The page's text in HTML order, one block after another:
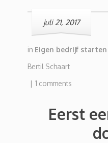
juli 21, 2017
in Eigen bedrijf starten
Bertil Schaart
| 1 comments
Eerst